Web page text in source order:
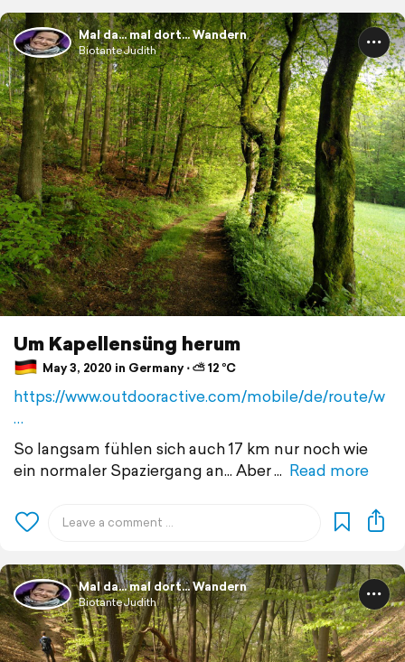
Mal da... mal dort... Wandern
BiotanteJudith
Um Kapellensüng herum
May 3, 2020 in Germany ⋅ ⛅ 12 °C
https://www.outdooractive.com/mobile/de/route/w
…
So langsam fühlen sich auch 17 km nur noch wie
ein normaler Spaziergang an... Aber
Read more
Mal da... mal dort... Wandern
BiotanteJudith